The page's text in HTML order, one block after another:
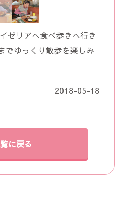
ゼリアへ食べ歩きへ行き
でゆっくり散歩を楽しみ
2018-05-18
に戻る